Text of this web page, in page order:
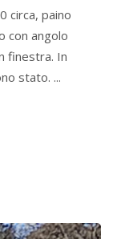
circa, paino
con angolo
finestra. In
stato. ...